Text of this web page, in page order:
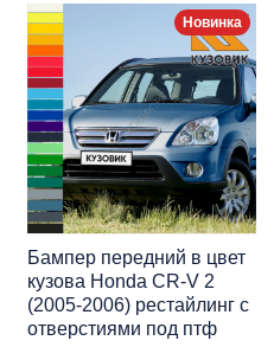
Новинка
Бампер передний в цвет
кузова Honda CR-V 2
(2005-2006) рестайлинг с
отверстиями под птф